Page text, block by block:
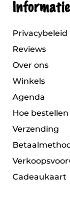
Informatie
Privacybeleid
Reviews
Over ons
Winkels
Agenda
Hoe bestellen
Verzending
Cadeaukaart